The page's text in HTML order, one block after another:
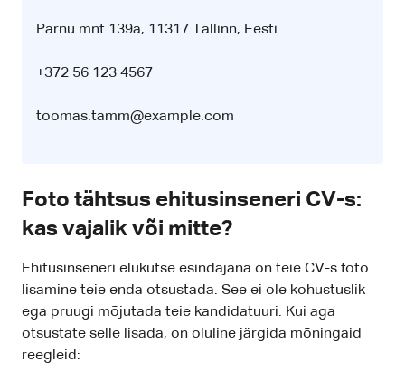
Pärnu mnt 139a, 11317 Tallinn, Eesti
+372 56 123 4567
toomas.tamm@example.com
Foto tähtsus ehitusinseneri CV-s:
kas vajalik või mitte?
Ehitusinseneri elukutse esindajana on teie CV-s foto
lisamine teie enda otsustada. See ei ole kohustuslik
ega pruugi mõjutada teie kandidatuuri. Kui aga
otsustate selle lisada, on oluline järgida mõningaid
reegleid: